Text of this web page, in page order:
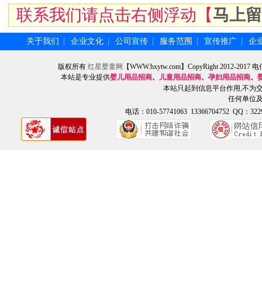
联系我们请点击右侧浮动【马上
关于我们 ┆ 企业文化 ┆ 公司宣传 ┆ 服务范围 ┆ 宣传推广 ┆ 企
版权所有 红星婴童网
【WWW.hxytw.com】CopyRight 2012-2017
本站是专业提供婴儿用品招商、 儿童用品招商、 孕妇用品招商、
本站只起到信息平台作用,不为
任何单位
电话：010-57741063 13366704752 QQ：